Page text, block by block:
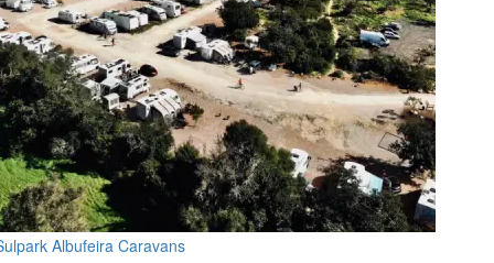
Albufeira Caravans